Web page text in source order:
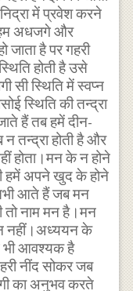
में प्रवेश करने
अधजगे और
है पर गहरी
होती है उसे
सी स्थिति में स्वप्न
स्थिति की तन्द्रा
हैं तब हमें दीन-
तन्द्रा होती है और
होता।मन के न होने
हमें अपने खुद के होने
आते हैं जब मन
तो नाम मन है।मन
नहीं।अध्ययन के
भी आवश्यक है
नींद सोकर जब
का अनुभव करते